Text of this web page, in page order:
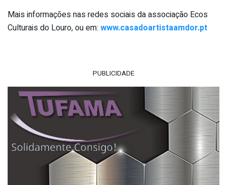
Mais informações nas redes sociais da associação Ecos
Culturais do Louro, ou em: www.casadoartistaamdor.pt
PUBLICIDADE